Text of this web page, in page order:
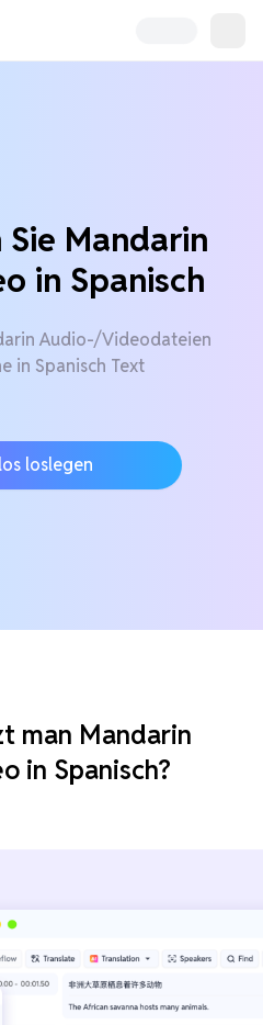
Mandarin
in Spanisch
Audio-/Videodateien
in Spanisch Text
loslegen
man Mandarin
in Spanisch?